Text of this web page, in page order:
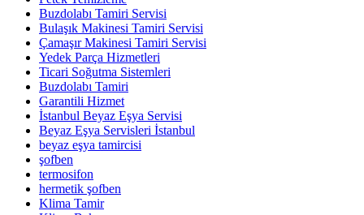
Buzdolabı Tamiri Servisi
Bulaşık Makinesi Tamiri Servisi
Çamaşır Makinesi Tamiri Servisi
Yedek Parça Hizmetleri
Ticari Soğutma Sistemleri
Buzdolabı Tamiri
Garantili Hizmet
İstanbul Beyaz Eşya Servisi
Beyaz Eşya Servisleri İstanbul
beyaz eşya tamircisi
şofben
termosifon
hermetik şofben
Klima Tamir